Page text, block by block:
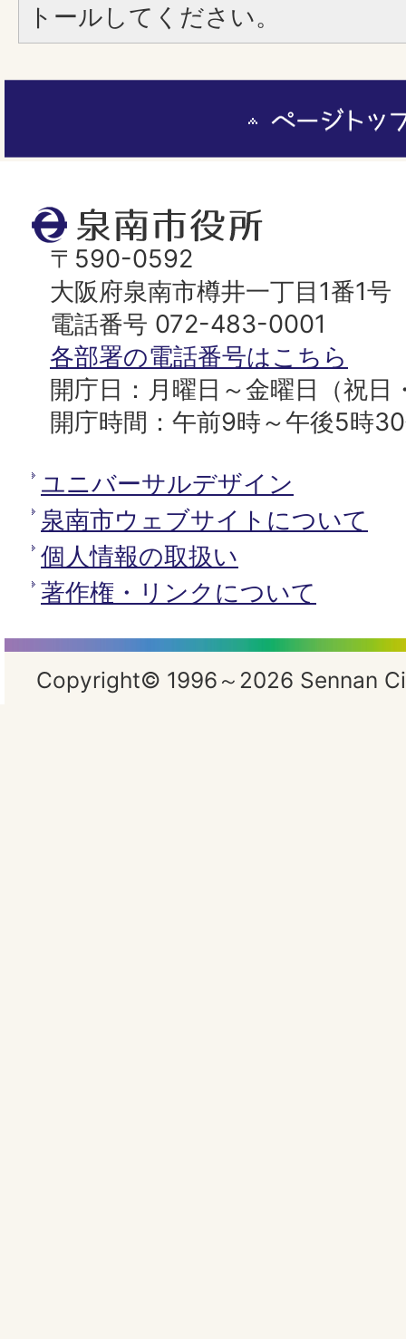
トールしてください。
泉
南
市
役
所
〒590-0592
大阪府泉南市樽井一丁目1番1号
電話番号 072-483-0001
各部署の電話番号はこちら
開庁日：月曜日～金曜日（祝日
開庁時間：午前9時～午後5時
ユニバーサルデザイン
泉南市ウェブサイトについて
個人情報の取扱い
著作権・リンクについて
Copyright© 1996～2026 Sennan